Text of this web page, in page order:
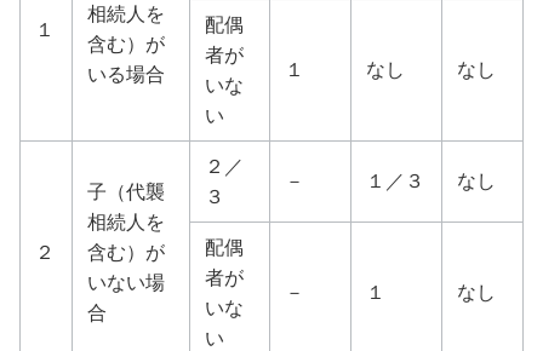
１
相続人を
含む）が
いる場合
配偶
者が
いな
い
１ なし なし
２
子（代襲
相続人を
含む）が
いない場
合
２／
３
－ １／３ なし
配偶
者が
いな
い
－ １ なし